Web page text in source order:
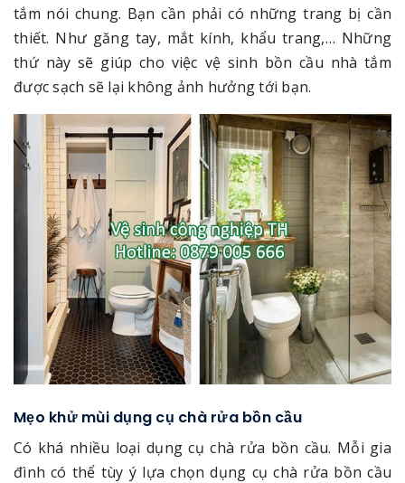
tắm nói chung. Bạn cần phải có những trang bị cần
thiết. Như găng tay, mắt kính, khẩu trang,… Những
thứ này sẽ giúp cho việc vệ sinh bồn cầu nhà tắm
được sạch sẽ lại không ảnh hưởng tới bạn.
Mẹo khử mùi dụng cụ chà rửa bồn cầu
Có khá nhiều loại dụng cụ chà rửa bồn cầu. Mỗi gia
đình có thể tùy ý lựa chọn dụng cụ chà rửa bồn cầu